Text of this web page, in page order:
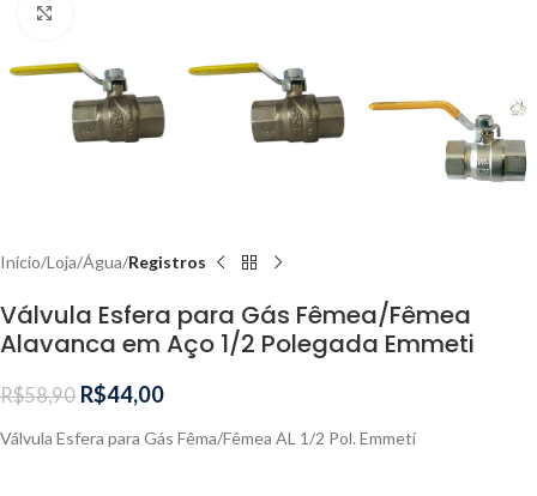
Início Loja Água Registros
Válvula Esfera para Gás Fêmea/Fêmea
Alavanca em Aço 1/2 Polegada Emmeti
R$58,90 R$44,00
Válvula Esfera para Gás Fêma/Fêmea AL 1/2 Pol. Emmeti